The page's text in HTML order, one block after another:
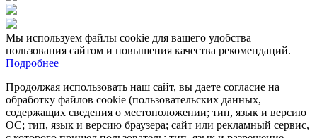
Мы используем файлы cookie для вашего удобства
пользования сайтом и повышения качества рекомендаций.
Подробнее
Продолжая использовать наш сайт, вы даете согласие на
обработку файлов cookie (пользовательских данных,
содержащих сведения о местоположении; тип, язык и версию
ОС; тип, язык и версию браузера; сайт или рекламный сервис,